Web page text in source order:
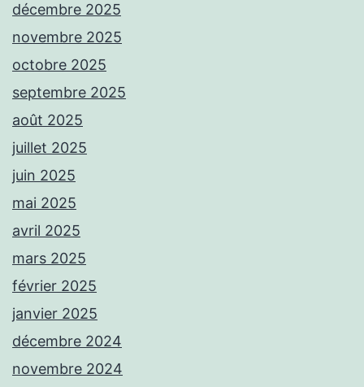
décembre 2025
novembre 2025
octobre 2025
septembre 2025
août 2025
juillet 2025
juin 2025
mai 2025
avril 2025
mars 2025
février 2025
janvier 2025
décembre 2024
novembre 2024